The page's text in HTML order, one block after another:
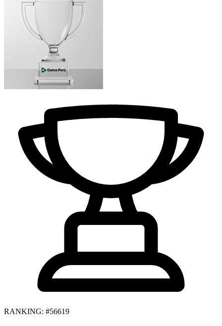
RANKING: #56619